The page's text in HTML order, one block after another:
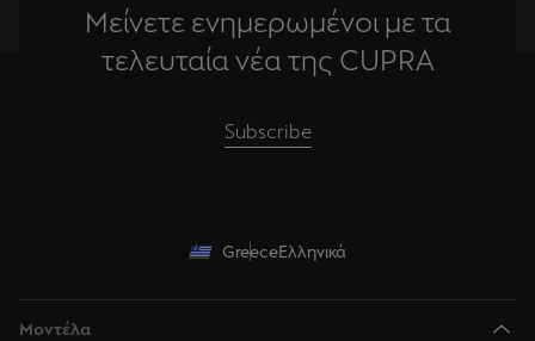
Μείνετε ενημερωμένοι με τα
τελευταία νέα της CUPRA
Subscribe
GreeceΕλληνικά
Μοντέλα